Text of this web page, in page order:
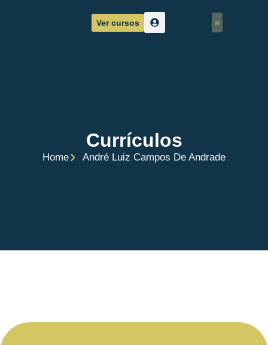
Ver cursos
Currículos
Home André Luiz Campos De Andrade